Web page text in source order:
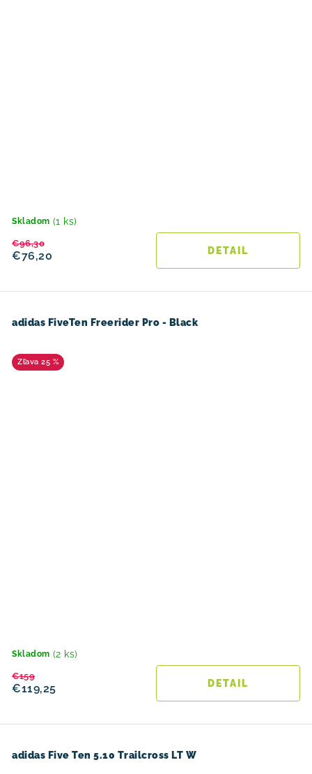
Skladom (1 ks)
€76,20
€96,30
DETAIL
adidas FiveTen Freerider Pro - Black
25 %
Skladom (2 ks)
€119,25
€159
DETAIL
adidas Five Ten 5.10 Trailcross LT W